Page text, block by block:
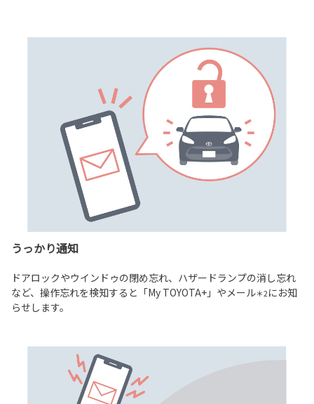
うっかり通知
ドアロックやウインドゥの閉め忘れ、ハザードランプの消し忘れ
など、操作忘れを検知すると「My TOYOTA+」やメール＊2にお知
らせします。